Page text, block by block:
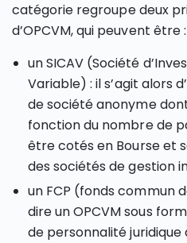
catégorie regroupe deux
d’OPCVM, qui peuvent être :
un SICAV (Société
Variable) : il s’agit alors
de société anonyme
fonction du nombre de
être cotés en Bourse et
des sociétés de gestion
un FCP (fonds commun
dire un OPCVM sous
de personnalité